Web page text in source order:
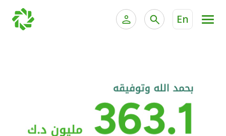
En
الخدمات المصرفية الإلكترونية للشركات
خدمة "بيتك" للتداول الإلكتروني
الحسابات المصرفية
البطاقات